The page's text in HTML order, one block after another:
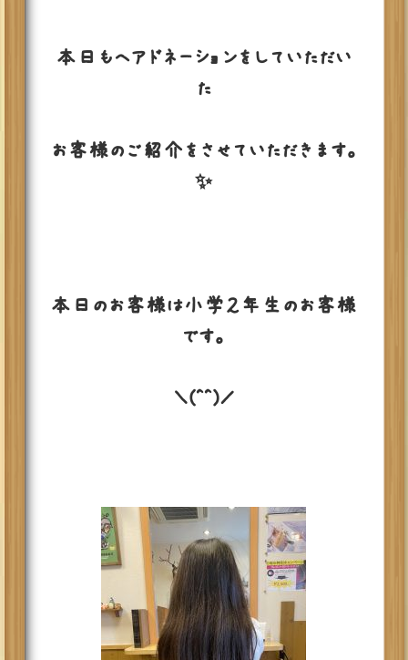
本日もヘアドネーションをしていただい
た
お客様のご紹介をさせていただきます。
✨
本日のお客様は小学２年生のお客様
です。
＼(^^)／